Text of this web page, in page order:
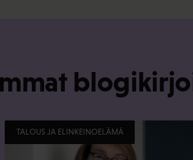
TALOUS JA ELINKEINOELÄMÄ